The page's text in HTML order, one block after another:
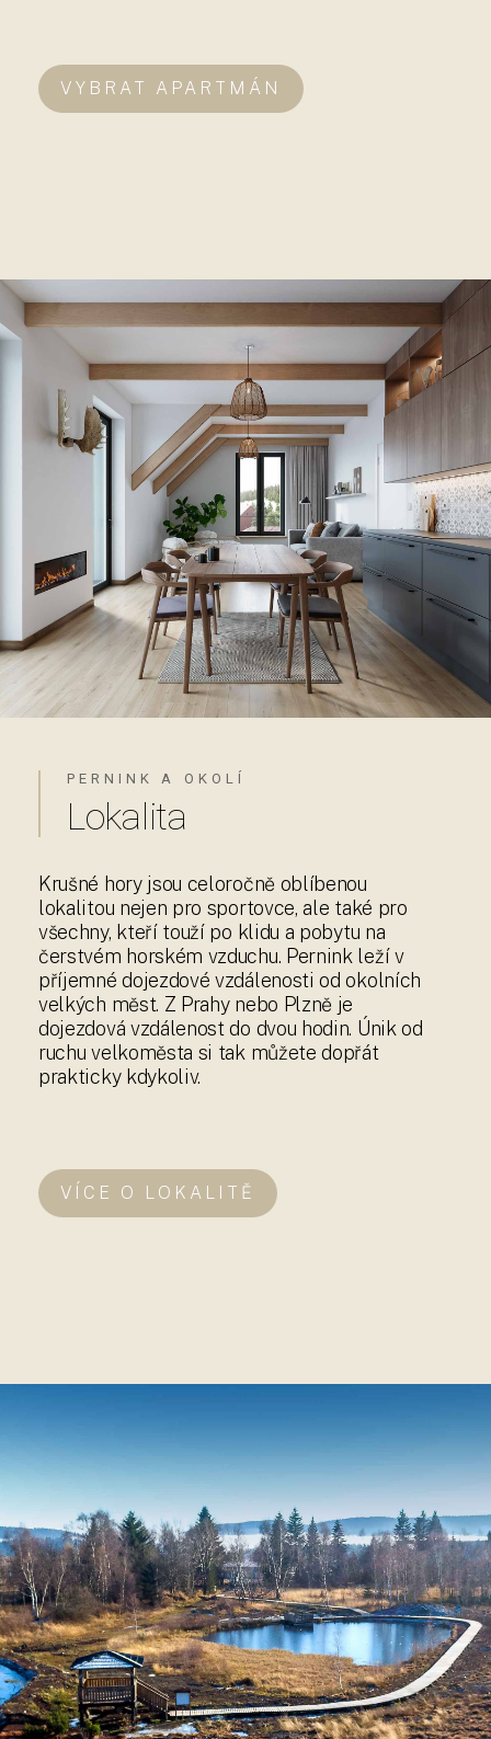
VYBRAT APARTMÁN
PERNINK A OKOLÍ
Lokalita
Krušné hory jsou celoročně oblíbenou
lokalitou nejen pro sportovce, ale také pro
všechny, kteří touží po klidu a pobytu na
čerstvém horském vzduchu. Pernink leží v
příjemné dojezdové vzdálenosti od okolních
velkých měst. Z Prahy nebo Plzně je
dojezdová vzdálenost do dvou hodin. Únik od
ruchu velkoměsta si tak můžete dopřát
prakticky kdykoliv.
VÍCE O LOKALITĚ